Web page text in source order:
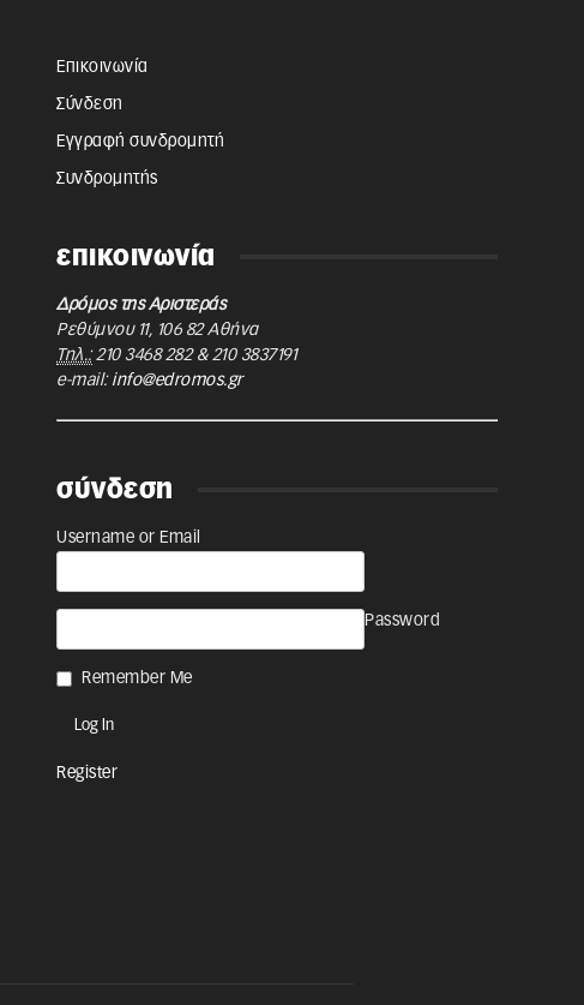
Επικοινωνία
Σύνδεση
Εγγραφή συνδρομητή
Συνδρομητής
επικοινωνία
Δρόμος της Αριστεράς
Ρεθύμνου 11, 106 82 Αθήνα
Τηλ.: 210 3468 282& 210 3837191
e-mail: info@edromos.gr
σύνδεση
Username or Email
Password
Remember Me
Register